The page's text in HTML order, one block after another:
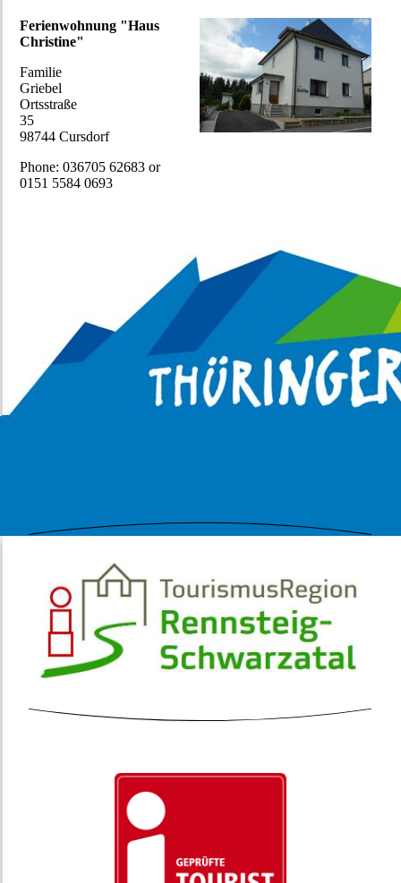
Ferienwohnung "Haus
Christine"
Familie
Griebel
Ortsstraße
35
98744 Cursdorf
Phone: 036705 62683 or
0151 5584 0693